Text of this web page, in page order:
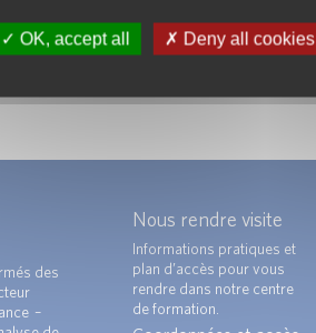
des
–
Nous rendre visite
Informations pratiques et
plan d’accès pour vous
rendre dans notre centre
de formation.
OK, accept all Deny all cookies